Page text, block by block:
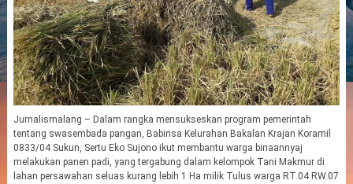
Jurnalismalang – Dalam rangka mensukseskan program pemerintah
tentang swasembada pangan, Babinsa Kelurahan Bakalan Krajan Koramil
0833/04 Sukun, Sertu Eko Sujono ikut membantu warga binaannyaj
melakukan panen padi, yang tergabung dalam kelompok Tani Makmur di
lahan persawahan seluas kurang lebih 1 Ha milik Tulus warga RT.04 RW.07